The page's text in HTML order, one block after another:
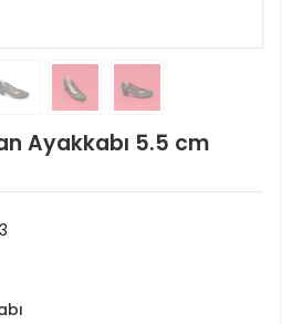
Ayakkabı 5.5 cm